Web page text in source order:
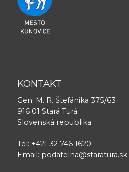
KONTAKT
Gen. M. R. Štefánika 375/63
916 01 Stará Turá
Slovenská republika
Tel: +421 32 746 1620
Email: podatelna@staratura.sk